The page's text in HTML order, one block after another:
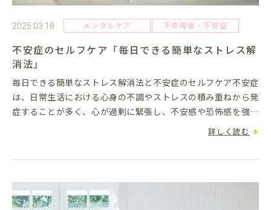
2025.03.18 メンタルケア 不安障害・不安症
不安症のセルフケア「毎日できる簡単なストレス解
消法」
毎日できる簡単なストレス解消法と不安症のセルフケア不安症
は、日常生活における心身の不調やストレスの積み重ねから発
症することが多く、心が過剰に緊張し、不安感や恐怖感を強く
感じる状態が続くことがあります。これを改善するためには、
詳しく読む